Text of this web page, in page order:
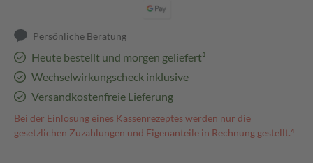
Persönliche Beratung
Heute bestellt und morgen geliefert³
Wechselwirkungscheck inklusive
Versandkostenfreie Lieferung
Bei der Einlösung eines Kassenrezeptes werden nur die
gesetzlichen Zuzahlungen und Eigenanteile in Rechnung gestellt.⁴